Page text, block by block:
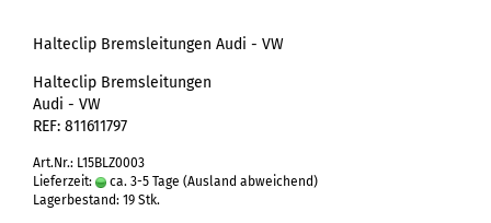
Halteclip Bremsleitungen Audi - VW
Halteclip Bremsleitungen
Audi - VW
REF: 811611797
Art.Nr.: L15BLZ0003
Lieferzeit:
ca. 3-5 Tage (Ausland abweichend)
Lagerbestand: 19 Stk.